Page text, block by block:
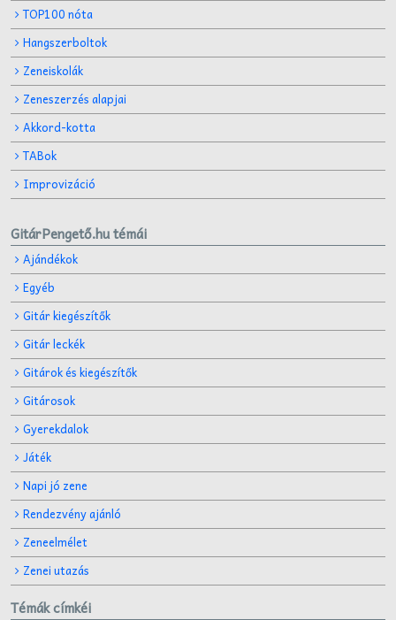
TOP100 nóta
Hangszerboltok
Zeneiskolák
Zeneszerzés alapjai
Akkord-kotta
TABok
Improvizáció
GitárPengető.hu témái
Ajándékok
Egyéb
Gitár kiegészítők
Gitár leckék
Gitárok és kiegészítők
Gitárosok
Gyerekdalok
Játék
Napi jó zene
Rendezvény ajánló
Zeneelmélet
Zenei utazás
Témák címkéi